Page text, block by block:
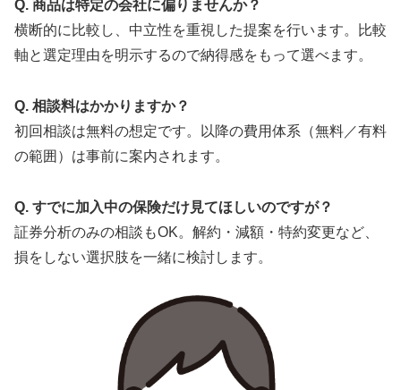
Q. 商品は特定の会社に偏りませんか？
横断的に比較し、中立性を重視した提案を行います。比較
軸と選定理由を明示するので納得感をもって選べます。
Q. 相談料はかかりますか？
初回相談は無料の想定です。以降の費用体系（無料／有料
の範囲）は事前に案内されます。
Q. すでに加入中の保険だけ見てほしいのですが？
証券分析のみの相談もOK。解約・減額・特約変更など、
損をしない選択肢を一緒に検討します。